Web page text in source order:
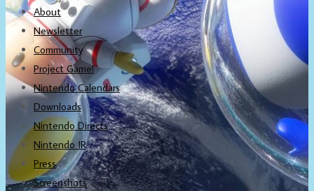
About
Newsletter
Community
Project Game!
Nintendo Calendars
Downloads
Nintendo Directs
Nintendo IR
Press
Screenshots